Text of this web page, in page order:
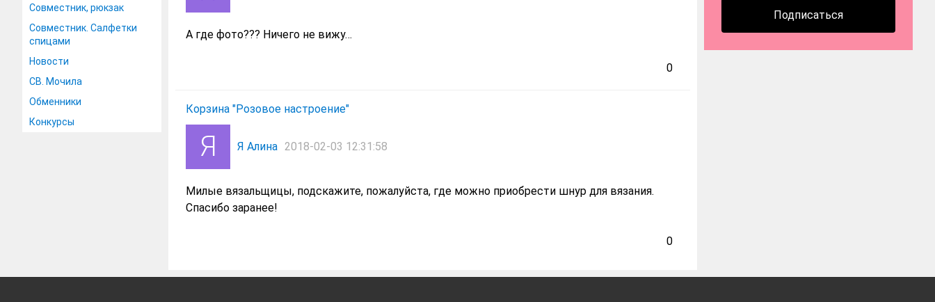
Совместник, рюкзак
Совместник. Салфетки
спицами
Новости
СВ. Мочила
Обменники
Конкурсы
0
А где фото??? Ничего не вижу…
Корзина "Розовое настроение"
Я Алина 2018-02-03 12:31:58
0
Милые вязальщицы, подскажите, пожалуйста, где можно приобрести шнур для вязания.
Спасибо заранее!
Подписаться